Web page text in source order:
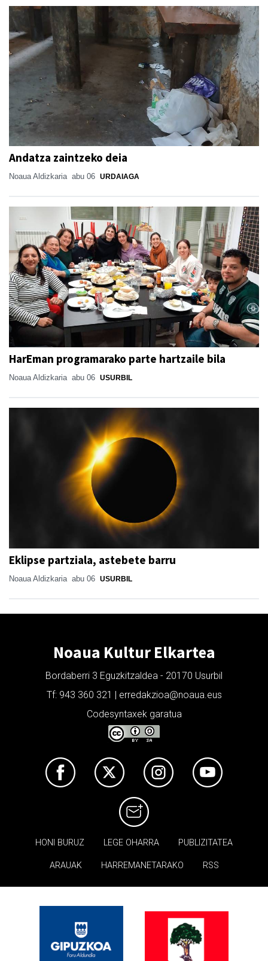
Andatza zaintzeko deia
Noaua Aldizkaria abu 06 URDAIAGA
HarEman programarako parte hartzaile bila
Noaua Aldizkaria abu 06 USURBIL
Eklipse partziala, astebete barru
Noaua Aldizkaria abu 06 USURBIL
Noaua Kultur Elkartea
Bordaberri 3 Eguzkitzaldea - 20170 Usurbil
Tf: 943 360 321 | erredakzioa@noaua.eus
Codesyntaxek garatua
HONI BURUZ LEGE OHARRA PUBLIZITATEA
ARAUAK HARREMANETARAKO RSS